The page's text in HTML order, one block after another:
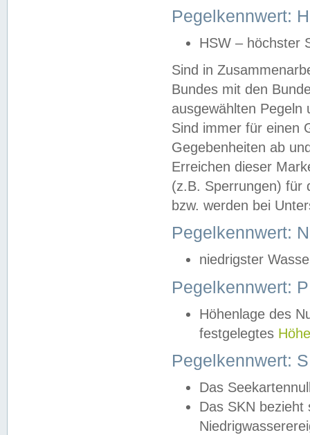
Pegelkennwert:
HSW – höchster
Sind in
Bundes mit den
ausgewählten
Sind immer für einen
Gegebenheiten ab
Erreichen dieser
(z.B. Sperrungen) für
bzw. werden bei
Pegelkennwert:
niedrigster
Pegelkennwert:
Höhenlage des
festgelegtes
Pegelkennwert:
Das
Das SKN